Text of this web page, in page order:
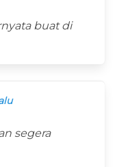
buat di
segera